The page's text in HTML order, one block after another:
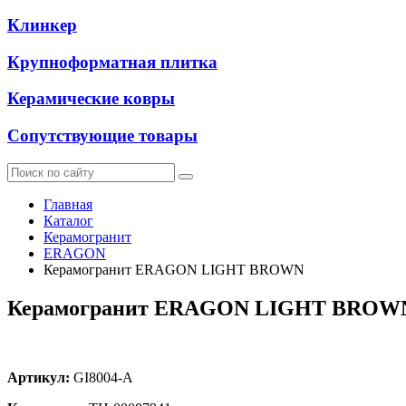
Клинкер
Крупноформатная плитка
Керамические ковры
Сопутствующие товары
Главная
Каталог
Керамогранит
ERAGON
Керамогранит ERAGON LIGHT BROWN
Керамогранит ERAGON LIGHT
Артикул: GI8004-A